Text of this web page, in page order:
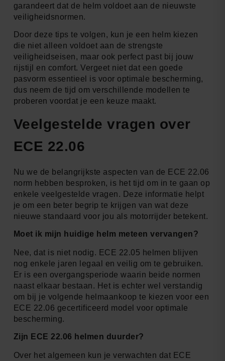
garandeert dat de helm voldoet aan de nieuwste
veiligheidsnormen.
Door deze tips te volgen, kun je een helm kiezen
die niet alleen voldoet aan de strengste
veiligheidseisen, maar ook perfect past bij jouw
rijstijl en comfort. Vergeet niet dat een goede
pasvorm essentieel is voor optimale bescherming,
dus neem de tijd om verschillende modellen te
proberen voordat je een keuze maakt.
Veelgestelde vragen over
ECE 22.06
Nu we de belangrijkste aspecten van de ECE 22.06
norm hebben besproken, is het tijd om in te gaan op
enkele veelgestelde vragen. Deze informatie helpt
je om een beter begrip te krijgen van wat deze
nieuwe standaard voor jou als motorrijder betekent.
Moet ik mijn huidige helm meteen vervangen?
Nee, dat is niet nodig. ECE 22.05 helmen blijven
nog enkele jaren legaal en veilig om te gebruiken.
Er is een overgangsperiode waarin beide normen
naast elkaar bestaan. Het is echter wel verstandig
om bij je volgende helmaankoop te kiezen voor een
ECE 22.06 gecertificeerd model voor optimale
bescherming.
Zijn ECE 22.06 helmen duurder?
Over het algemeen kun je verwachten dat ECE